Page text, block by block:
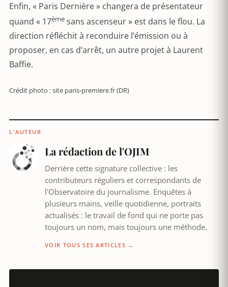
Enfin, « Paris Dernière » changera de présentateur
quand « 17ème sans ascenseur » est dans le flou. La
direction réfléchit à reconduire l’émission ou à
proposer, en cas d’arrêt, un autre projet à Laurent
Baffie.
Crédit photo : site paris-premiere.fr (DR)
L'AUTEUR
La rédaction de l'OJIM
Derrière cette signature collective : les
contributeurs réguliers et correspondants de
l'Observatoire du journalisme. Enquêtes à
plusieurs mains, veille quotidienne, portraits
actualisés : le travail de fond qui ne porte pas
toujours un nom, mais toujours une méthode.
VOIR TOUS SES ARTICLES →